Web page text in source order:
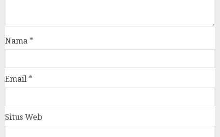
Nama *
Email *
Situs Web